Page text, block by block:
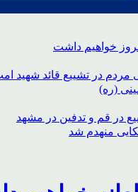
خواهیم داشت
مردم در تشییع قائد شهید
(ره)